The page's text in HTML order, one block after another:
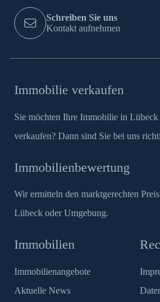
Schreiben Sie uns
Kontakt aufnehmen
Immobilie verkaufen
Sie möchten Ihre Immobilie in
verkaufen? Dann sind Sie bei uns
Immobilien
Immobilienangebote
Aktuelle News
Immobilienbewertung
Wir ermitteln den marktgerechten
Lübeck oder Umgebung.